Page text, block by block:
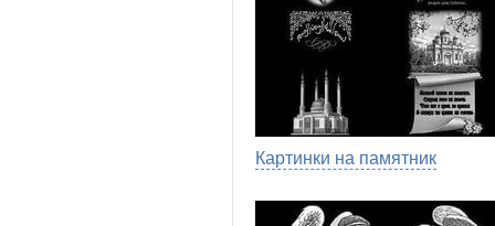
Картинки на памятник